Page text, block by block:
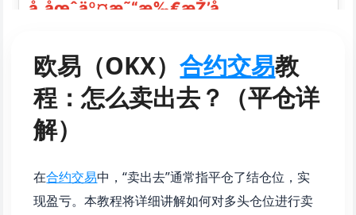
欧易（OKX）合约交易教
程：怎么卖出去？（平仓详
解）
在合约交易中，“卖出去”通常指平仓了结仓位，实
现盈亏。本教程将详细讲解如何对多头仓位进行卖